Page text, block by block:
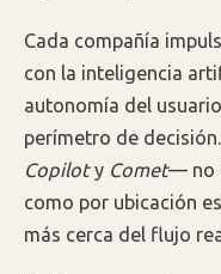
Cada compañía
con la inteligencia
autonomía del
perímetro de
Copiloty Comet— no
como por ubicación
más cerca del flujo